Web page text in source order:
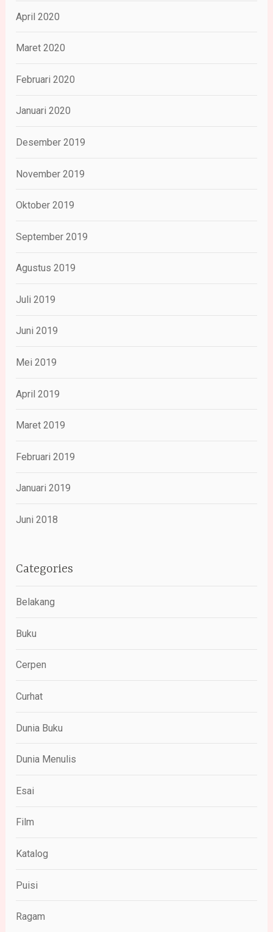
April 2020
Maret 2020
Februari 2020
Januari 2020
Desember 2019
November 2019
Oktober 2019
September 2019
Agustus 2019
Juli 2019
Juni 2019
Mei 2019
April 2019
Maret 2019
Februari 2019
Januari 2019
Juni 2018
Categories
Belakang
Buku
Cerpen
Curhat
Dunia Buku
Dunia Menulis
Esai
Film
Katalog
Puisi
Ragam